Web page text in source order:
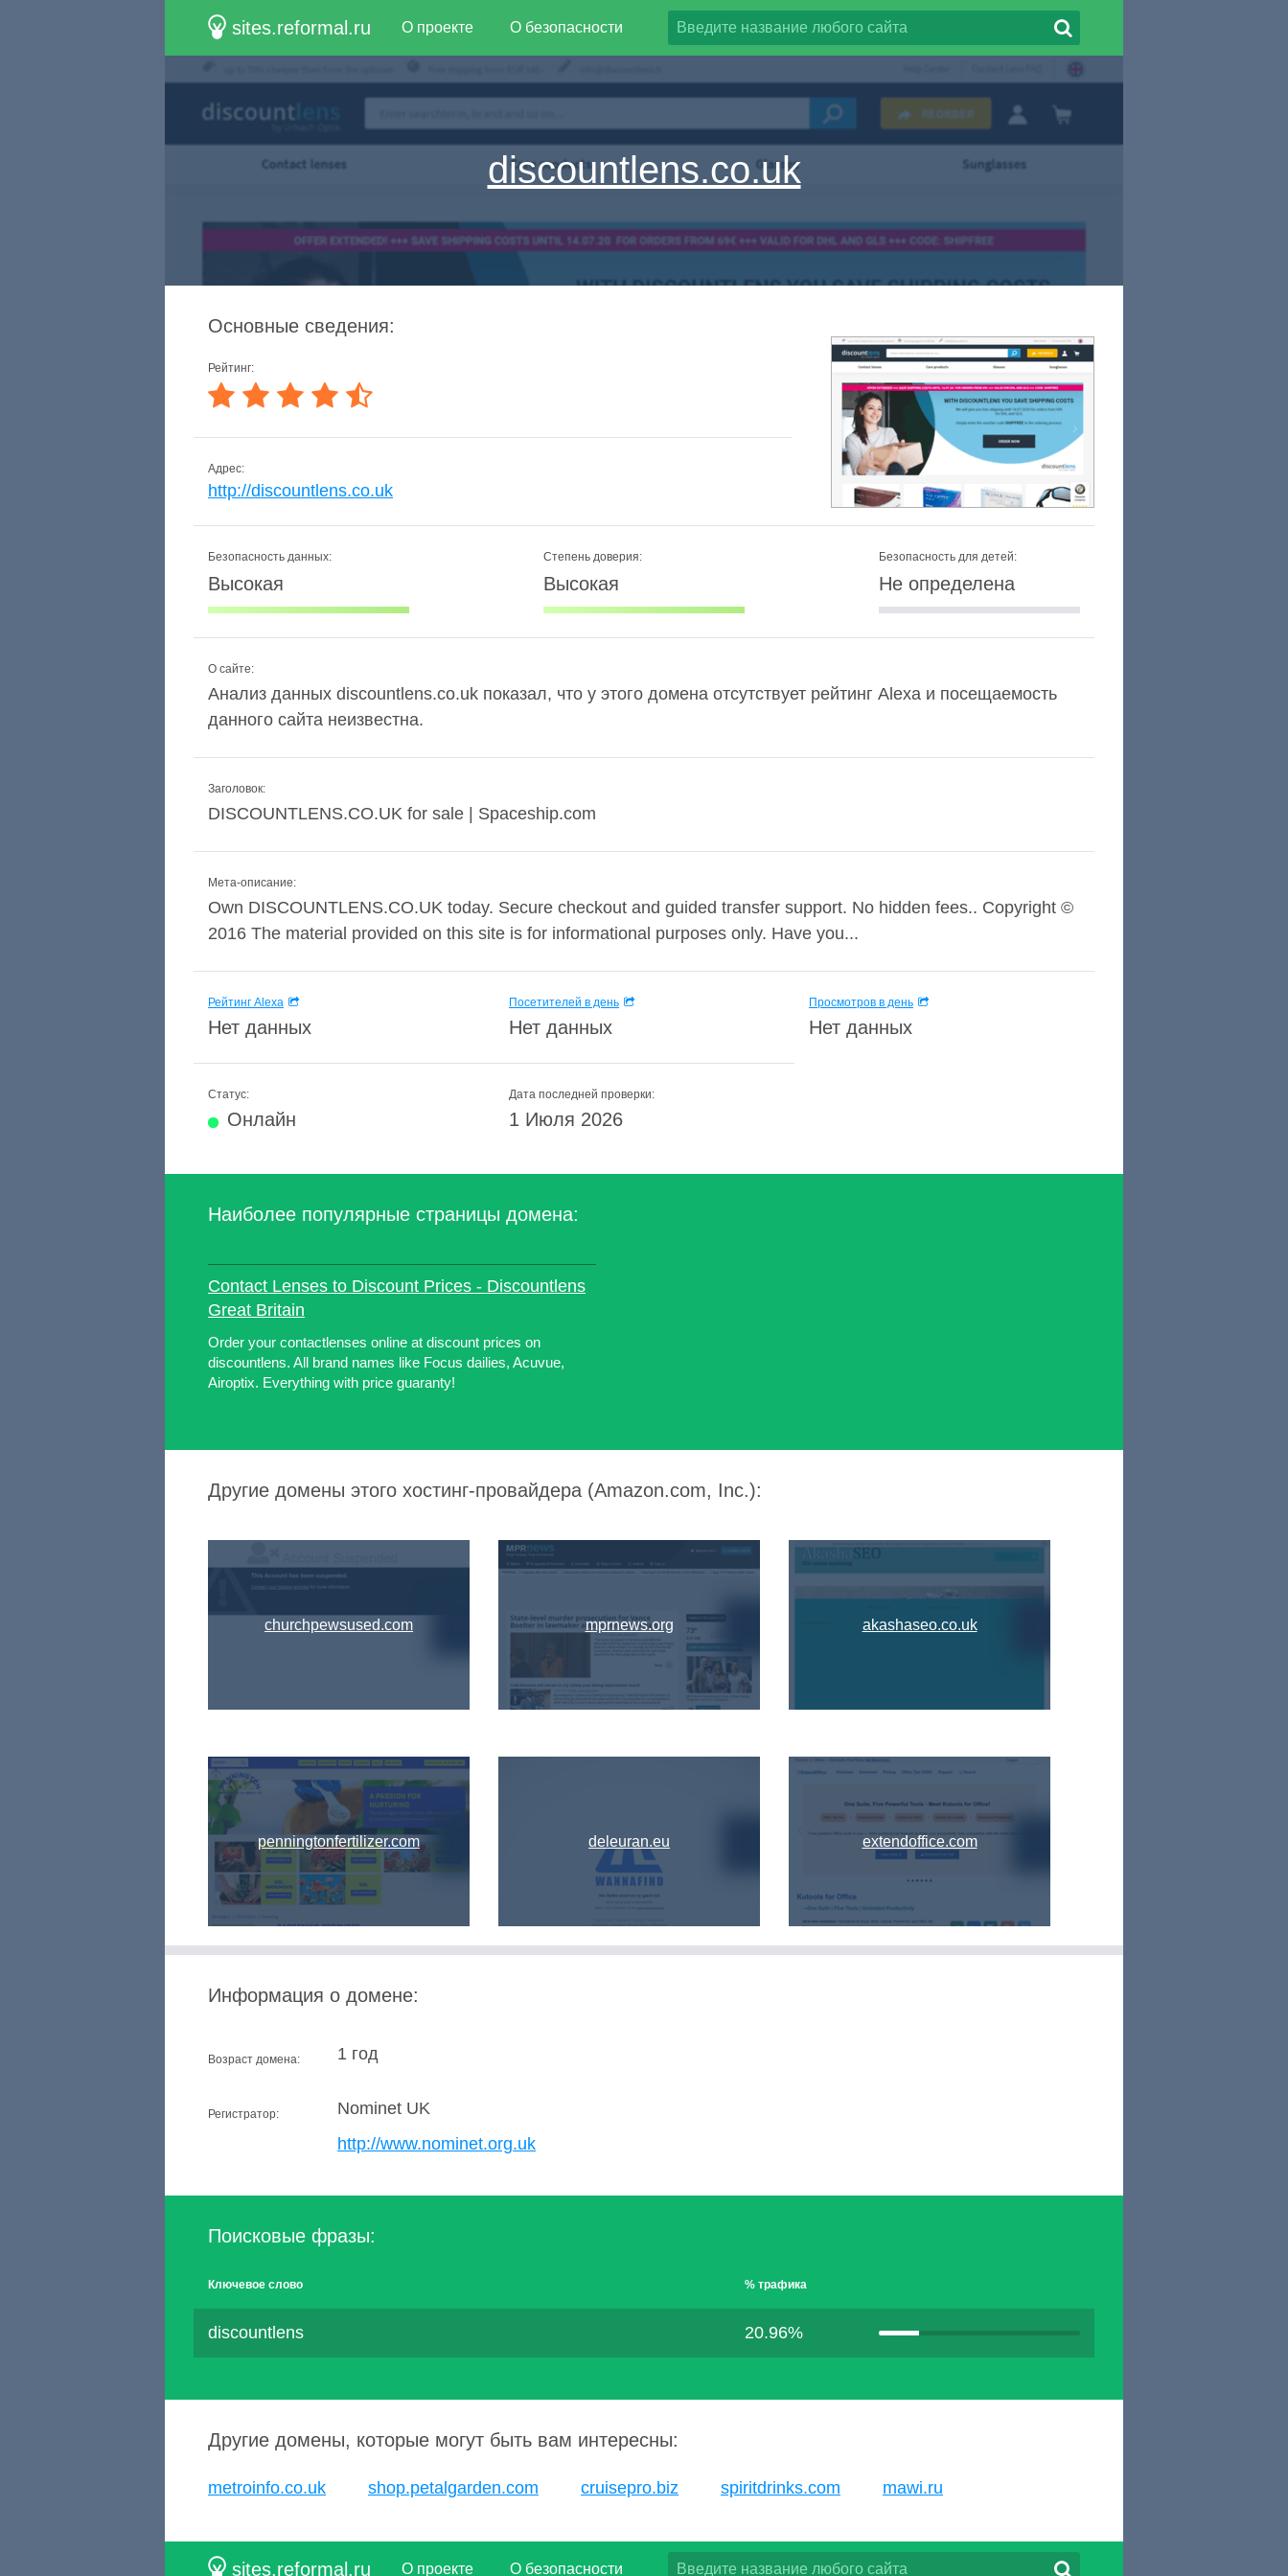
sites.reformal.ru О проекте О безопасности
discountlens.co.uk
Основные сведения:
Рейтинг:
Адрес:
http://discountlens.co.uk
Безопасность данных:
Высокая
Степень доверия:
Высокая
Безопасность для детей:
Не определена
О сайте:
Анализ данных discountlens.co.uk показал, что у этого домена отсутствует рейтинг Alexa и посещаемость
данного сайта неизвестна.
Заголовок:
DISCOUNTLENS.CO.UK for sale | Spaceship.com
Мета-описание:
Own DISCOUNTLENS.CO.UK today. Secure checkout and guided transfer support. No hidden fees.. Copyright ©
2016 The material provided on this site is for informational purposes only. Have you...
Рейтинг Alexa
Нет данных
Посетителей в день
Нет данных
Просмотров в день
Нет данных
Статус:
Онлайн
Дата последней проверки:
1 Июля 2026
Наиболее популярные страницы домена:
Contact Lenses to Discount Prices - Discountlens
Great Britain
Order your contactlenses online at discount prices on
discountlens. All brand names like Focus dailies, Acuvue,
Airoptix. Everything with price guaranty!
Другие домены этого хостинг-провайдера (Amazon.com, Inc.):
churchpewsused.com
penningtonfertilizer.com
mprnews.org
deleuran.eu
akashaseo.co.uk
extendoffice.com
Информация о домене:
Возраст домена: 1 год
Регистратор:
Nominet UK
http://www.nominet.org.uk
Поисковые фразы:
Ключевое слово % трафика
discountlens 20.96%
Другие домены, которые могут быть вам интересны:
metroinfo.co.uk shop.petalgarden.com cruisepro.biz spiritdrinks.com mawi.ru
sites.reformal.ru О проекте О безопасности